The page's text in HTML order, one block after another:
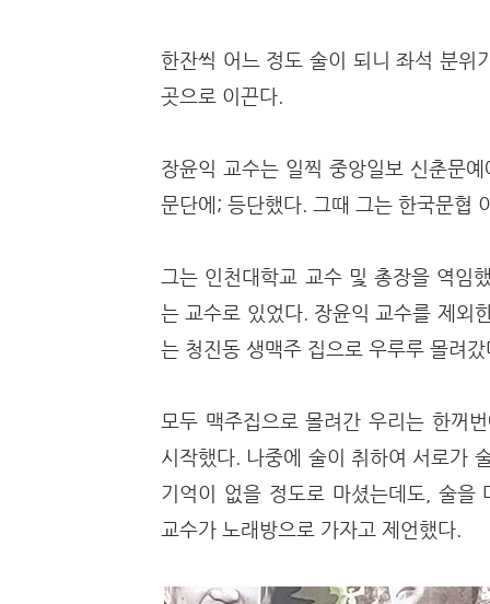
한잔씩 어느 정도 술이 되니 좌석 분위
곳으로 이끈다.
장윤익 교수는 일찍 중앙일보 신춘문
문단에; 등단했다. 그때 그는 한국문협
그는 인천대학교 교수 및 총장을 역임
는 교수로 있었다. 장윤익 교수를 제외
는 청진동 생맥주 집으로 우루루 몰려
모두 맥주집으로 몰려간 우리는 한꺼
시작했다. 나중에 술이 취하여 서로가
기억이 없을 정도로 마셨는데도, 술을
교수가 노래방으로 가자고 제언했다.